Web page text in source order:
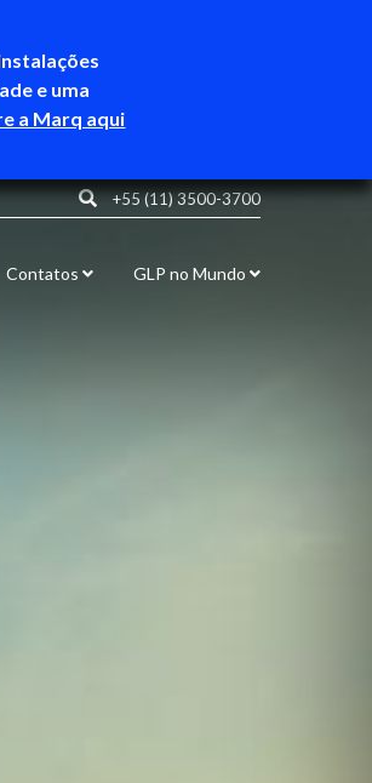
e uma
a Marq aqui
+55 (11) 3500-3700
Contatos GLP no Mundo